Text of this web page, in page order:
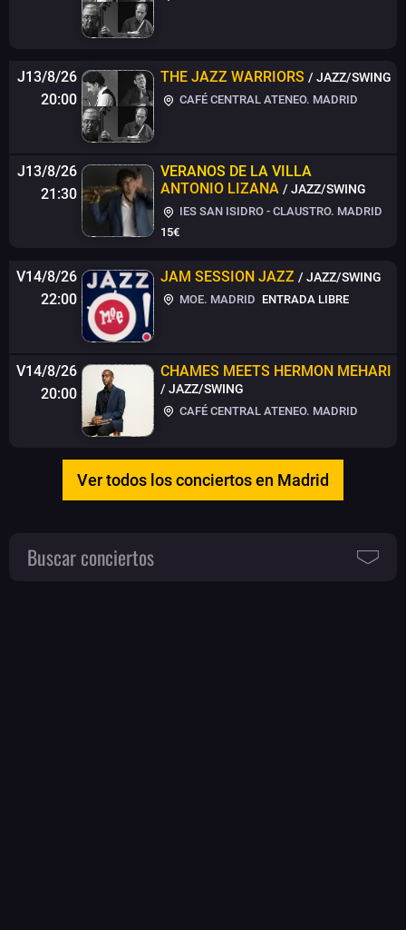
J13/8/26
20:00
THE JAZZ WARRIORS / JAZZ/SWING
CAFÉ CENTRAL ATENEO. MADRID
J13/8/26
21:30
VERANOS DE LA VILLA
ANTONIO LIZANA / JAZZ/SWING
IES SAN ISIDRO - CLAUSTRO. MADRID
15€
V14/8/26
22:00
JAM SESSION JAZZ / JAZZ/SWING
MOE. MADRID ENTRADA LIBRE
V14/8/26
20:00
CHAMES MEETS HERMON MEHARI
/ JAZZ/SWING
CAFÉ CENTRAL ATENEO. MADRID
Ver todos los conciertos en Madrid
Buscar conciertos